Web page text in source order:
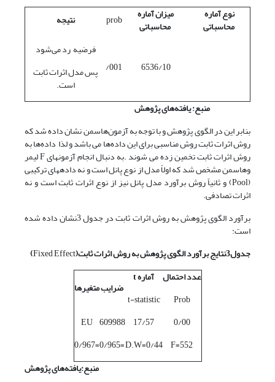
نوع آماره
محاسباتی
میزان آماره
محاسباتی prob نتیجه
6536/10
001/
فرضیه رد می‌شود
پس مدل اثرات ثابت
است.
منبع: یافته‌های پژوهش
بنابر این در الگوی پژوهش و با توجه به آزمون‌هاسمن نشان داده شد که
روش اثرات ثابت روش مناسبی برای این داده‌ها می باشد و لذا داده‌ها به
روش اثرات ثابت تخمین زده می شوند .به دنبال انجام آزمون‏های F لیمر
و‌هاسمن مشخص شد که اولاً مدل از نوع پانل است و نه داده‏های ‏ترکیبی
(Pool) و ثانیاً روش برآورد مدل پانل نیز از نوع اثرات ثابت است و نه
اثرات تصادفی.
برآورد الگوی پژوهش به روش اثرات ثابت در جدول 3نشان داده شده
است:
جدول3نتایج برآورد الگوی پژوهش به روش اثرات ثابت(
Fixed Effect
)
عدد احتمال
Prob
آمارهt
t-statistic
ضرایبمتغیر‌ها
0/00
17/57
609988
EU
F=552
D.W=0/44
=0/965
=0/967
منبع:یافته‌های پژوهش